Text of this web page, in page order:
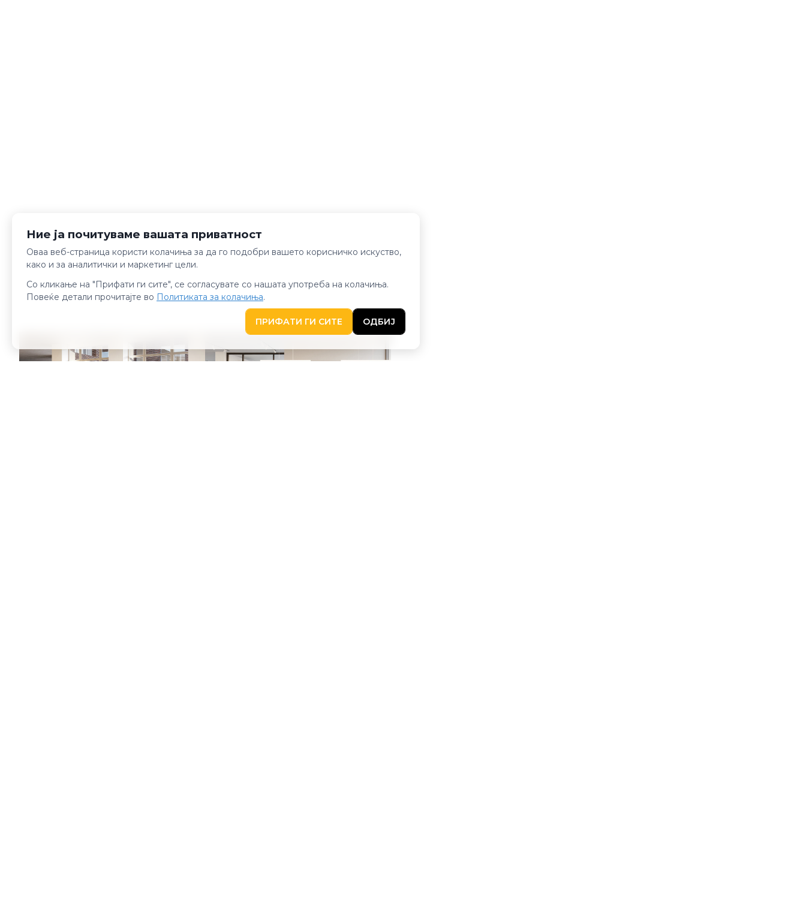
Ние ја почитуваме вашата приватност
Оваа веб-страница користи колачиња за да го подобри вашето корисничко искуство,
како и за аналитички и маркетинг цели.
Со кликање на "Прифати ги сите", се согласувате со нашата употреба на колачиња.
Повеќе детали прочитајте во Политиката за колачиња.
ПРИФАТИ ГИ СИТЕ
ПРИФАТИ ГИ СИТЕ
ОДБИЈ
ОДБИЈ